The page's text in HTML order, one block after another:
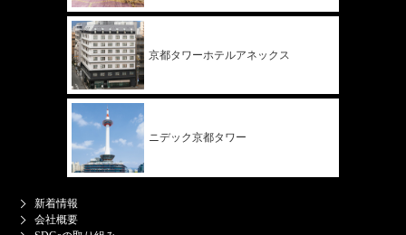
京都タワーホテルアネックス
ニデック京都タワー
新着情報
会社概要